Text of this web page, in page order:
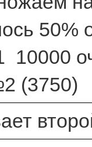
50%
(3750)